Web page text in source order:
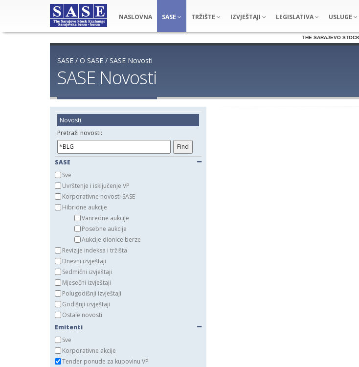
NASLOVNA SASE TRŽIŠTE IZVJEŠTAJI LEGISLATIVA USLUGE
THE SARAJEVO STOCK
SASE / O SASE / SASE Novosti
SASE Novosti
Novosti
Pretraži novosti:
SASE
Sve
Uvrštenje i isključenje VP
Korporativne novosti SASE
Hibridne aukcije
Vanredne aukcije
Posebne aukcije
Aukcije dionice berze
Revizije indeksa i tržišta
Dnevni izvještaji
Sedmični izvještaji
Mjesečni izvještaji
Polugodišnji izvještaji
Godišnji izvještaji
Ostale novosti
Emitenti
Sve
Korporativne akcije
Tender ponude za kupovinu VP